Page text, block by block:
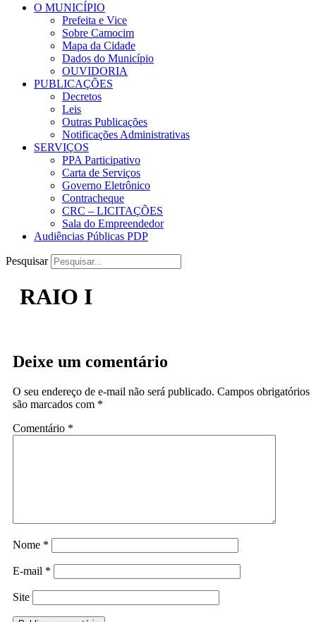
O MUNICÍPIO
Prefeita e Vice
Sobre Camocim
Mapa da Cidade
Dados do Município
OUVIDORIA
PUBLICAÇÕES
Decretos
Leis
Outras Publicações
Notificações Administrativas
SERVIÇOS
PPA Participativo
Carta de Serviços
Governo Eletrônico
Contracheque
CRC – LICITAÇÕES
Sala do Empreendedor
Audiências Públicas PDP
Pesquisar
RAIO I
Deixe um comentário
O seu endereço de e-mail não será publicado. Campos obrigatórios
são marcados com *
Comentário *
Nome *
E-mail *
Site